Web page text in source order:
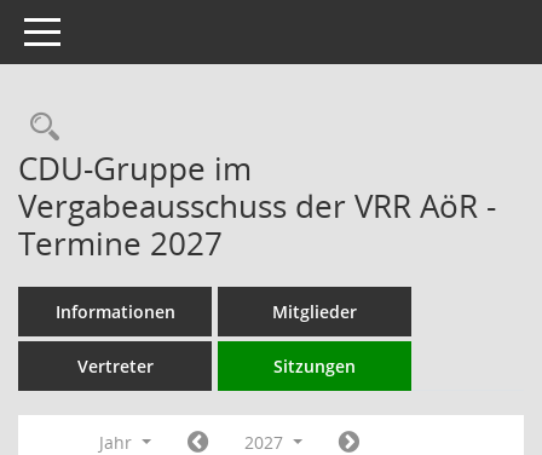
Toggle navigation
Rechercheauswahl
CDU-Gruppe im
Vergabeausschuss der VRR AöR -
Termine 2027
Informationen Mitglieder
Vertreter Sitzungen
Jahr
2027